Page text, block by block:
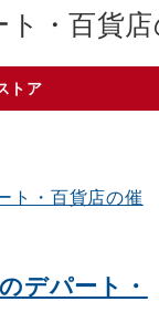
ト・百貨
トア
デパート・